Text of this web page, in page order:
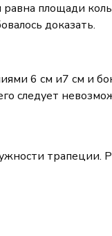
площади
доказать.
6 см и7 см и
следует